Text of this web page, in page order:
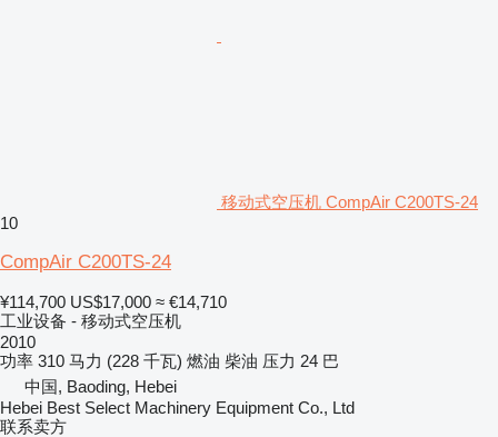
移动式空压机 CompAir C200TS-24
10
CompAir C200TS-24
¥114,700 US$17,000 ≈ €14,710
工业设备 - 移动式空压机
2010
功率 310 马力 (228 千瓦) 燃油 柴油 压力 24 巴
中国, Baoding, Hebei
Hebei Best Select Machinery Equipment Co., Ltd
联系卖方